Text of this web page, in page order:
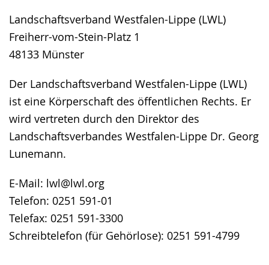
Landschaftsverband Westfalen-Lippe (LWL)
Freiherr-vom-Stein-Platz 1
48133 Münster
Der Landschaftsverband Westfalen-Lippe (LWL)
ist eine Körperschaft des öffentlichen Rechts. Er
wird vertreten durch den Direktor des
Landschaftsverbandes Westfalen-Lippe Dr. Georg
Lunemann.
E-Mail: lwl@lwl.org
Telefon: 0251 591-01
Telefax: 0251 591-3300
Schreibtelefon (für Gehörlose): 0251 591-4799
wechseln.
Deutscher
Gebärdensprache
wird
angezeigt.